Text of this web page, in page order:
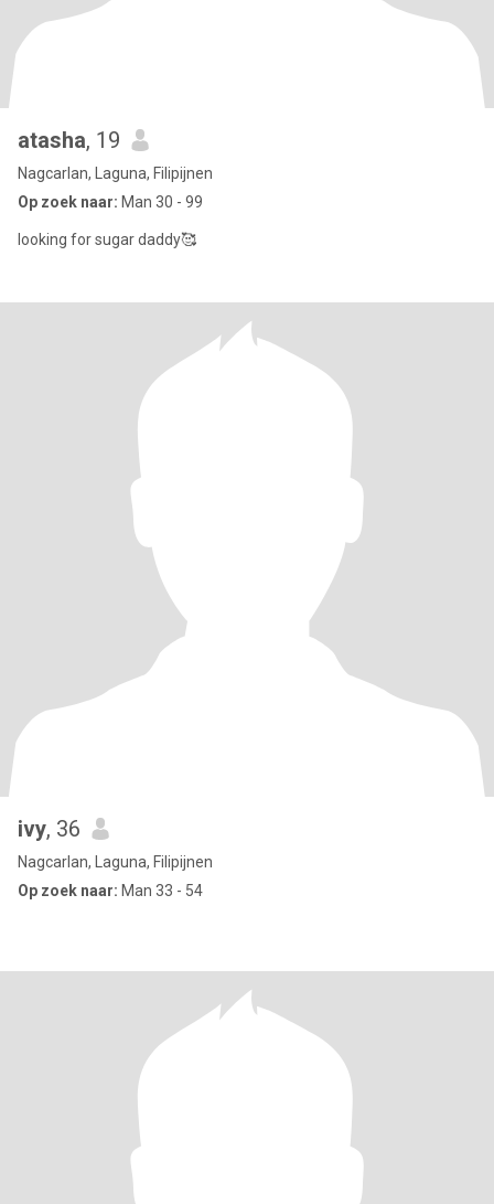
atasha, 19
Nagcarlan, Laguna, Filipijnen
Op zoek naar: Man 30 - 99
looking for sugar daddy🥰
ivy, 36
Nagcarlan, Laguna, Filipijnen
Op zoek naar: Man 33 - 54